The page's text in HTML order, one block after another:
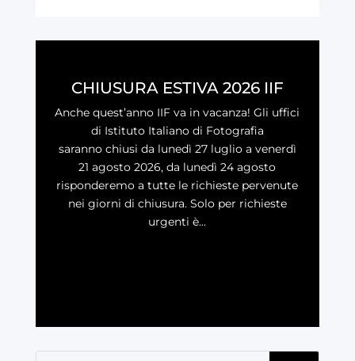
CHIUSURA ESTIVA 2026 IIF
Anche quest’anno IIF va in vacanza! Gli uffici
di Istituto Italiano di Fotografia
saranno chiusi da lunedì 27 luglio a venerdì
21 agosto 2026, da lunedì 24 agosto
risponderemo a tutte le richieste pervenute
nei giorni di chiusura. Solo per richieste
urgenti è...